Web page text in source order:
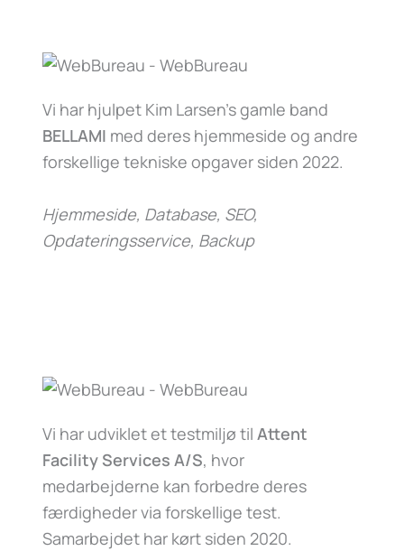
Vi har hjulpet Kim Larsen’s gamle band
BELLAMI med deres hjemmeside og andre
forskellige tekniske opgaver siden 2022.
Hjemmeside, Database, SEO,
Opdateringsservice, Backup
Vi har udviklet et testmiljø til Attent
Facility Services A/S, hvor
medarbejderne kan forbedre deres
færdigheder via forskellige test.
Samarbejdet har kørt siden 2020.